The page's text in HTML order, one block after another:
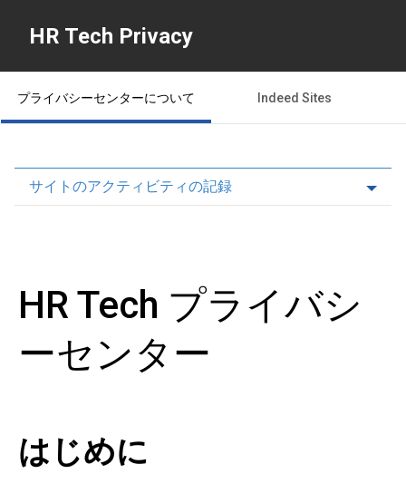
HR Tech Privacy
プライバシーセンターについて Indeed Sites
サイトのアクティビティの記録
HR Tech プライバシ
ーセンター
はじめに